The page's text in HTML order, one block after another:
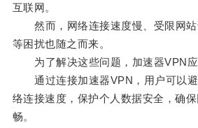
互联网。
然而，网络连接速度慢、受限网站
等困扰也随之而来。
为了解决这些问题，加速器VPN应
通过连接加速器VPN，用户可以避
络连接速度，保护个人数据安全，确
畅。